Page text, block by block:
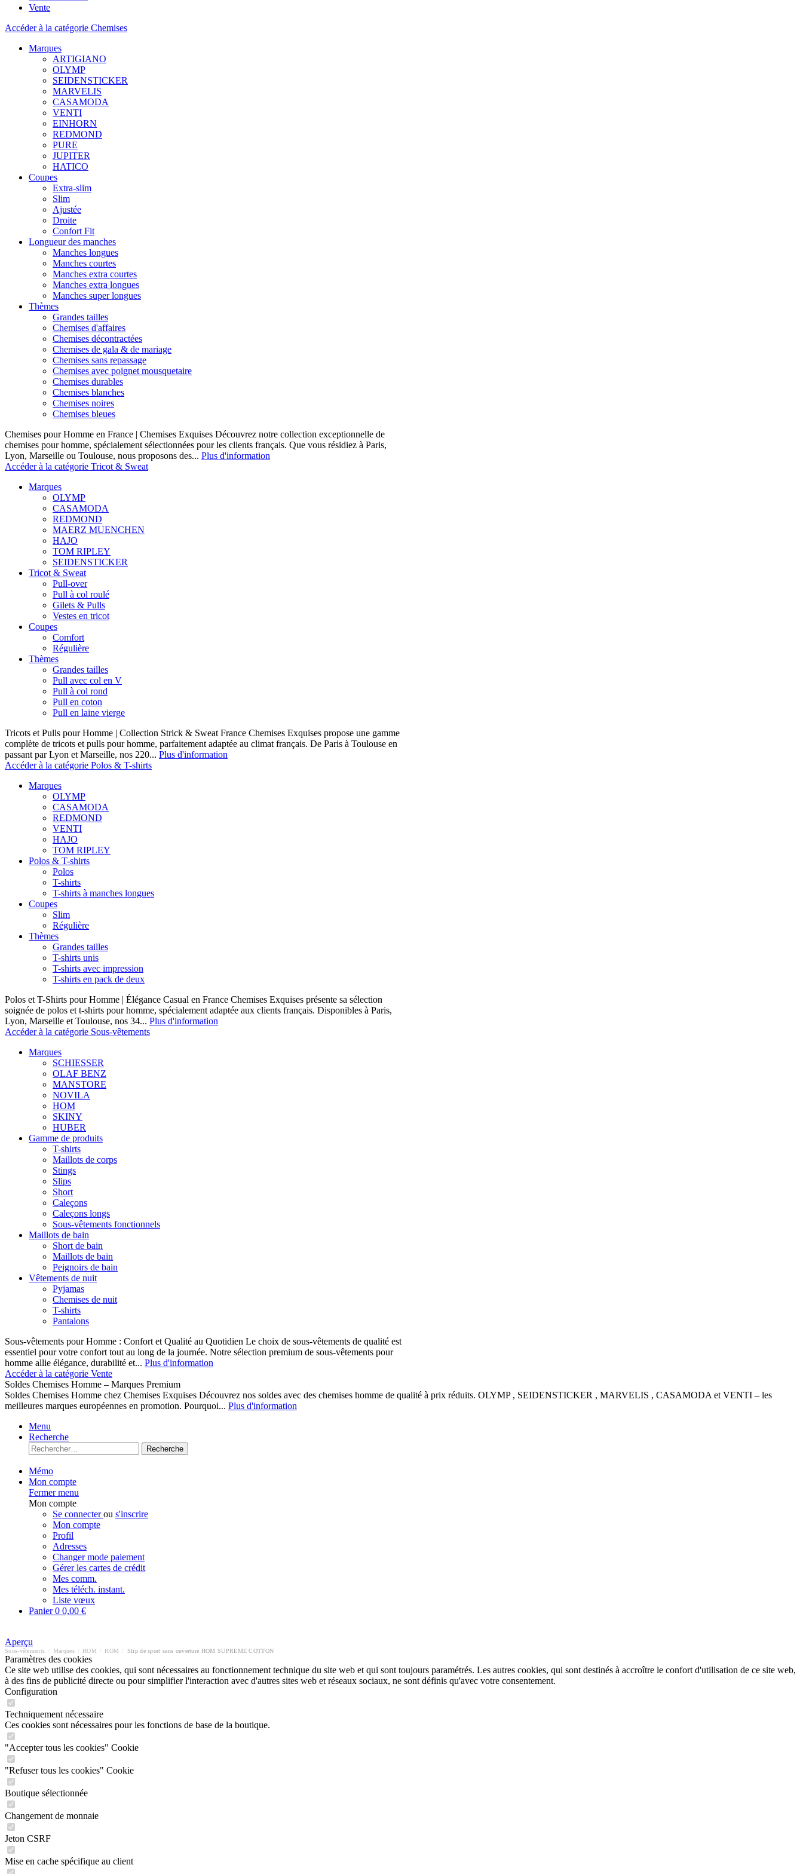
Vente
Accéder à la catégorie Chemises
Marques
ARTIGIANO
OLYMP
SEIDENSTICKER
MARVELIS
CASAMODA
VENTI
EINHORN
REDMOND
PURE
JUPITER
HATICO
Coupes
Extra-slim
Slim
Ajustée
Droite
Confort Fit
Longueur des manches
Manches longues
Manches courtes
Manches extra courtes
Manches extra longues
Manches super longues
Thèmes
Grandes tailles
Chemises d'affaires
Chemises décontractées
Chemises de gala & de mariage
Chemises sans repassage
Chemises avec poignet mousquetaire
Chemises durables
Chemises blanches
Chemises noires
Chemises bleues
Chemises pour Homme en France | Chemises Exquises Découvrez notre collection exceptionnelle de
chemises pour homme, spécialement sélectionnées pour les clients français. Que vous résidiez à Paris,
Lyon, Marseille ou Toulouse, nous proposons des... Plus d'information
Accéder à la catégorie Tricot & Sweat
Marques
OLYMP
CASAMODA
REDMOND
MAERZ MUENCHEN
HAJO
TOM RIPLEY
SEIDENSTICKER
Tricot & Sweat
Pull-over
Pull à col roulé
Gilets & Pulls
Vestes en tricot
Coupes
Comfort
Régulière
Thèmes
Grandes tailles
Pull avec col en V
Pull à col rond
Pull en coton
Pull en laine vierge
Tricots et Pulls pour Homme | Collection Strick & Sweat France Chemises Exquises propose une gamme
complète de tricots et pulls pour homme, parfaitement adaptée au climat français. De Paris à Toulouse en
passant par Lyon et Marseille, nos 220... Plus d'information
Accéder à la catégorie Polos & T-shirts
Marques
OLYMP
CASAMODA
REDMOND
VENTI
HAJO
TOM RIPLEY
Polos & T-shirts
Polos
T-shirts
T-shirts à manches longues
Coupes
Slim
Régulière
Thèmes
Grandes tailles
T-shirts unis
T-shirts avec impression
T-shirts en pack de deux
Polos et T-Shirts pour Homme | Élégance Casual en France Chemises Exquises présente sa sélection
soignée de polos et t-shirts pour homme, spécialement adaptée aux clients français. Disponibles à Paris,
Lyon, Marseille et Toulouse, nos 34... Plus d'information
Accéder à la catégorie Sous-vêtements
Marques
SCHIESSER
OLAF BENZ
MANSTORE
NOVILA
HOM
SKINY
HUBER
Gamme de produits
T-shirts
Maillots de corps
Stings
Slips
Short
Caleçons
Caleçons longs
Sous-vêtements fonctionnels
Maillots de bain
Short de bain
Maillots de bain
Peignoirs de bain
Vêtements de nuit
Pyjamas
Chemises de nuit
T-shirts
Pantalons
Sous-vêtements pour Homme : Confort et Qualité au Quotidien Le choix de sous-vêtements de qualité est
essentiel pour votre confort tout au long de la journée. Notre sélection premium de sous-vêtements pour
homme allie élégance, durabilité et... Plus d'information
Accéder à la catégorie Vente
Soldes Chemises Homme – Marques Premium
Soldes Chemises Homme chez Chemises Exquises Découvrez nos soldes avec des chemises homme de qualité à prix réduits. OLYMP , SEIDENSTICKER , MARVELIS , CASAMODA et VENTI – les
meilleures marques européennes en promotion. Pourquoi... Plus d'information
Menu
Recherche
Recherche
Mémo
Mon compte
Fermer menu
Mon compte
Se connecterou s'inscrire
Mon compte
Profil
Adresses
Changer mode paiement
Gérer les cartes de crédit
Mes comm.
Mes téléch. instant.
Liste vœux
Panier0 0,00 €
Aperçu
Sous-vêtements Marques HOM HOM Slip de sport sans ouverture HOM SUPREME COTTON
Paramètres des cookies
Ce site web utilise des cookies, qui sont nécessaires au fonctionnement technique du site web et qui sont toujours paramétrés. Les autres cookies, qui sont destinés à accroître le confort d'utilisation de ce site web,
à des fins de publicité directe ou pour simplifier l'interaction avec d'autres sites web et réseaux sociaux, ne sont définis qu'avec votre consentement.
Configuration
Techniquement nécessaire
Ces cookies sont nécessaires pour les fonctions de base de la boutique.
"Accepter tous les cookies" Cookie
"Refuser tous les cookies" Cookie
Boutique sélectionnée
Changement de monnaie
Jeton CSRF
Mise en cache spécifique au client